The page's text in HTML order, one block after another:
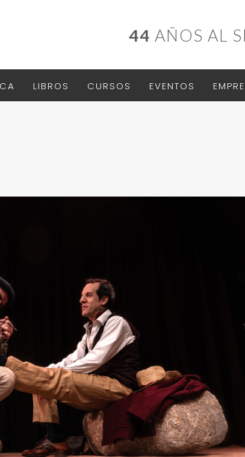
44 AÑOS AL
LIBROS CURSOS EVENTOS